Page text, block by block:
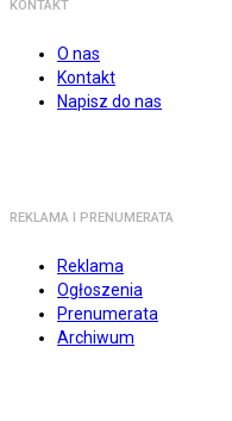
KONTAKT
O nas
Kontakt
Napisz do nas
REKLAMA I PRENUMERATA
Reklama
Ogłoszenia
Prenumerata
Archiwum